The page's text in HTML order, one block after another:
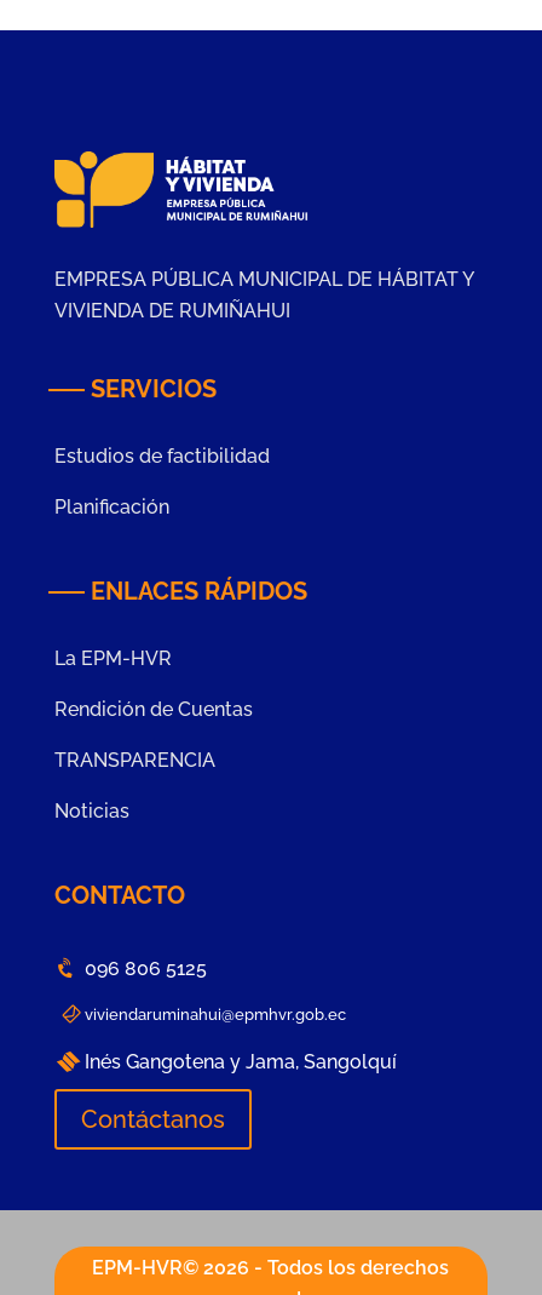
EMPRESA PÚBLICA MUNICIPAL DE HÁBITAT Y
VIVIENDA DE RUMIÑAHUI
SERVICIOS
Estudios de factibilidad
Planificación
ENLACES RÁPIDOS
La EPM-HVR
Rendición de Cuentas
TRANSPARENCIA
Noticias
CONTACTO
096 806 5125
viviendaruminahui@epmhvr.gob.ec
Inés Gangotena y Jama, Sangolquí
Contáctanos
EPM-HVR© 2026 - Todos los derechos